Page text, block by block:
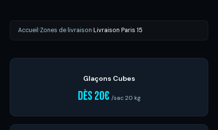
Accueil ›Zones de livraison›Livraison Paris 15
Glaçons Cubes
dès 20€ /sac 20 kg